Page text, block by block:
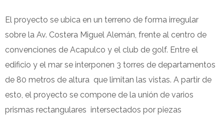
El proyecto se ubica en un terreno de forma irregular
sobre la Av. Costera Miguel Alemán, frente al centro de
convenciones de Acapulco y el club de golf. Entre el
edificio y el mar se interponen 3 torres de departamentos
de 80 metros de altura que limitan las vistas. A partir de
esto, el proyecto se compone de la unión de varios
prismas rectangulares intersectados por piezas